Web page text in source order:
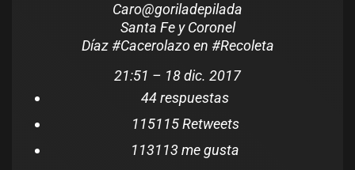
Caro@goriladepilada
Santa Fe y Coronel
Díaz#Cacerolazoen #Recoleta
21:51 – 18 dic. 2017
44 respuestas
115115 Retweets
113113 me gusta